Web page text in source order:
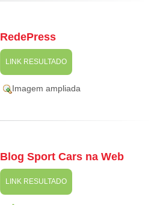
RedePress
LINK RESULTADO
Imagem ampliada
Blog Sport Cars na Web
LINK RESULTADO